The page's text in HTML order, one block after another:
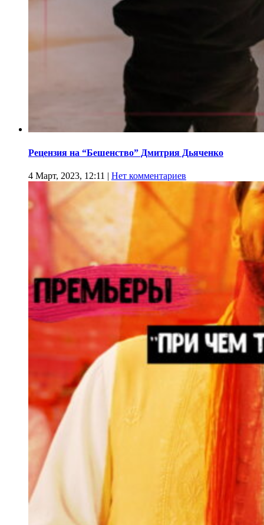
Рецензия на “Бешенство” Дмитрия Дьяченко
4 Март, 2023, 12:11 | Нет комментариев